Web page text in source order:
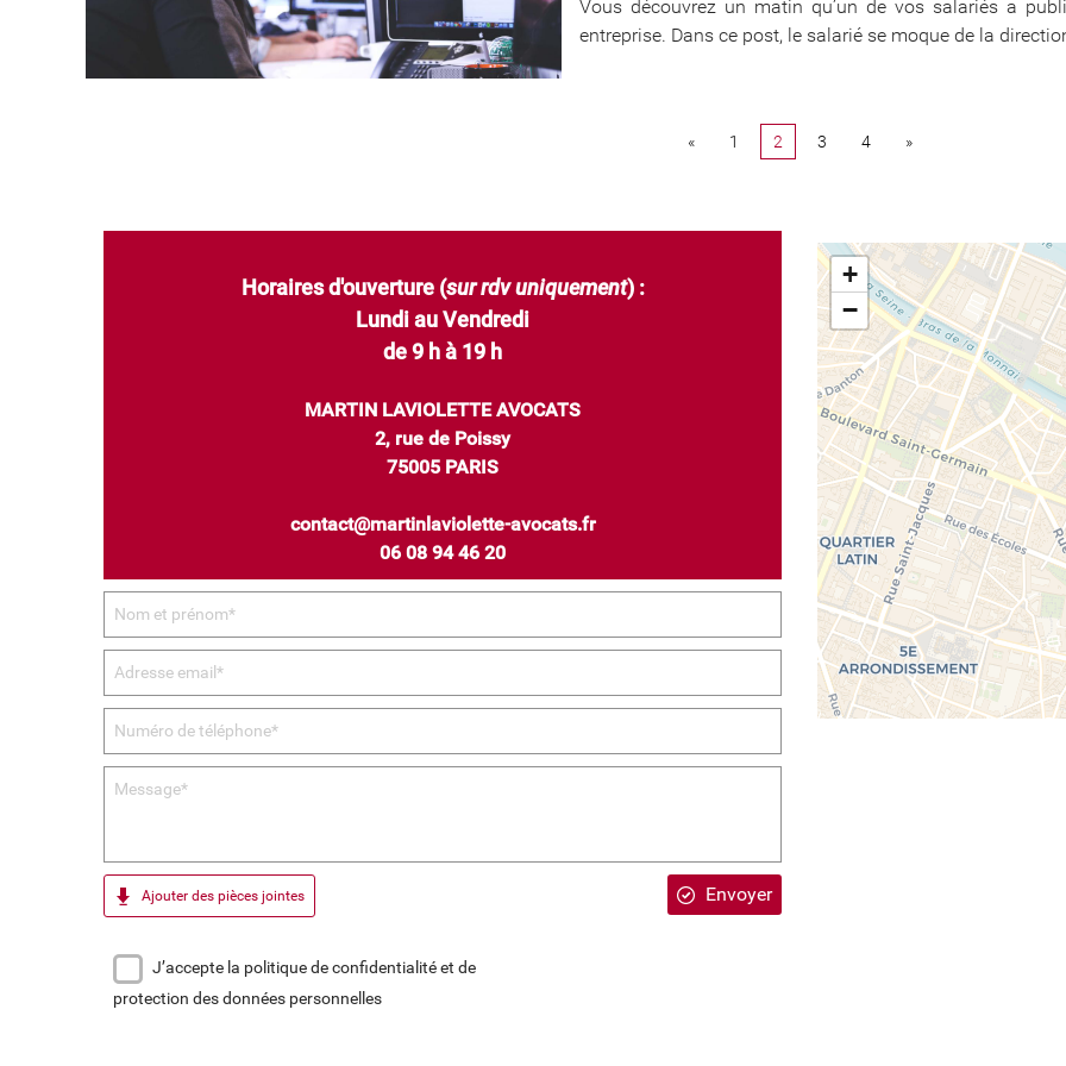
Vous découvrez un matin qu’un de vos salariés a
entreprise. Dans ce post, le salarié se moque de la
« 1 2 3 4 »
Horaires d'ouverture (sur rdv uniquement) :
Lundi au Vendredi
de 9 h à 19 h
MARTIN LAVIOLETTE AVOCATS
2, rue de Poissy
75005 PARIS
contact@martinlaviolette-avocats.fr
06 08 94 46 20
Ajouter des pièces jointes
J’accepte la politique de confidentialité et de
protection des données personnelles
Envoyer
+
−